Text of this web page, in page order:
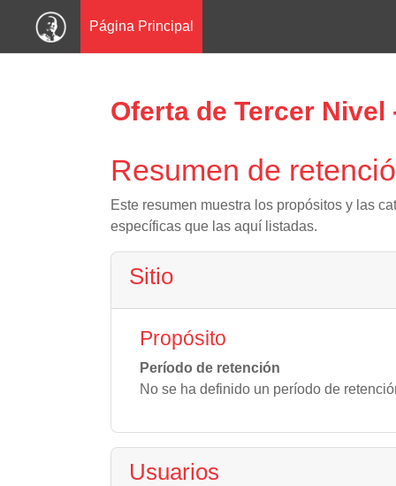
Página Principal
Oferta de Tercer Nivel
Resumen de
Este resumen muestra los propósitos y las
específicas que las aquí listadas.
Sitio
Propósito
Período de retención
No se ha definido un período de
Usuarios